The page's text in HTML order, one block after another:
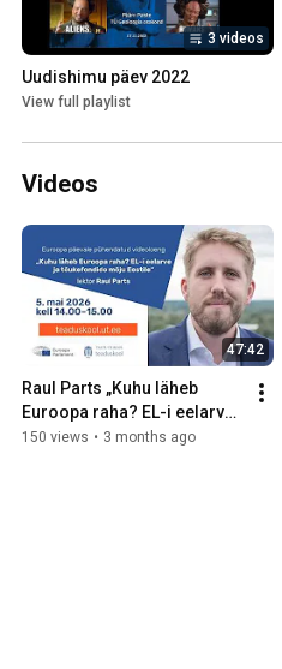
3 videos
Uudishimu päev 2022
View full playlist
Videos
47:42
Raul Parts „Kuhu läheb
Euroopa raha? EL-i eelarve
ja tõukefondide mõju
150 views • 3 months ago